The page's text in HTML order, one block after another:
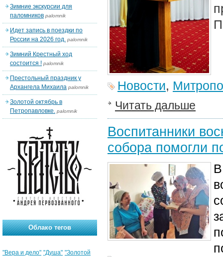
Новости,
Читать дальше
Воспитанники
собора помогли
Зимние экскурсии для
паломников palomnik
Идет запись в поездки по
России на 2026 год. palomnik
Зимний Крестный ход
состоится ! palomnik
Престольный праздник у
Архангела Михаила palomnik
Золотой октябрь в
Петропавловке. palomnik
Облако тегов
"Вера и дело" "Душа" "Золотой